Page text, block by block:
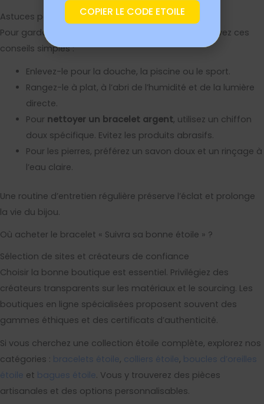
Astuces pour préserver l’éclat et la durabilité
Pour garder votre bijou comme au premier jour, suivez ces
conseils simples :
Enlevez-le pour la douche, la piscine ou le sport.
Rangez-le à plat, à l’abri de l’humidité et de la lumière
directe.
Pour nettoyer un bracelet argent, utilisez un chiffon
doux spécifique. Evitez les produits abrasifs.
Pour les pierres, préférez un savon doux et un rinçage à
l’eau claire.
Une routine d’entretien régulière préserve l’éclat et prolonge
la vie du bijou.
Où acheter le bracelet « Suivra sa bonne étoile » ?
Sélection de sites et créateurs de confiance
Choisir la bonne boutique est essentiel. Privilégiez des
créateurs transparents sur les matériaux et le sourcing. Les
boutiques en ligne spécialisées proposent souvent des
gammes éthiques et des certificats d’authenticité.
Si vous cherchez une collection étoile complète, explorez nos
catégories : bracelets étoile, colliers étoile, boucles d’oreilles
étoile et bagues étoile. Vous y trouverez des pièces
artisanales et des options personnalisables.
COPIER LE CODE ETOILE